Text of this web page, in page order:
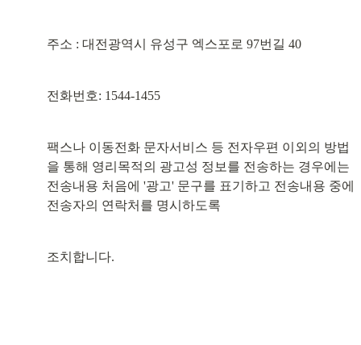
주소 : 대전광역시 유성구 엑스포로 97번길 40
전화번호: 1544-1455
팩스나 이동전화 문자서비스 등 전자우편 이외의 방법
을 통해 영리목적의 광고성 정보를 전송하는 경우에는
전송내용 처음에 '광고' 문구를 표기하고 전송내용 중에
전송자의 연락처를 명시하도록
조치합니다.